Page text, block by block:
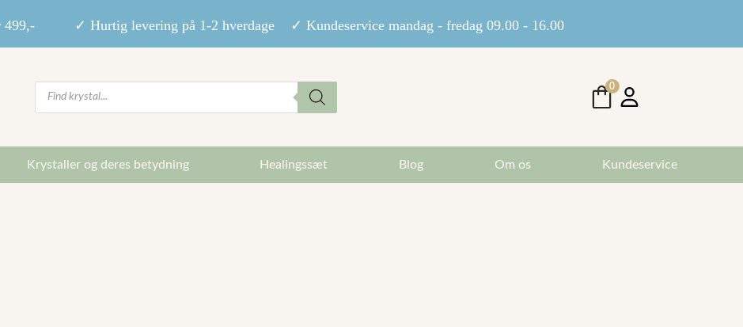
499,- ✓ Hurtig levering på 1-2 hverdage ✓ Kundeservice mandag - fredag 09.00 - 16.00
Products
search
0
Krystaller og deres betydning Healingssæt Blog Om os Kundeservice